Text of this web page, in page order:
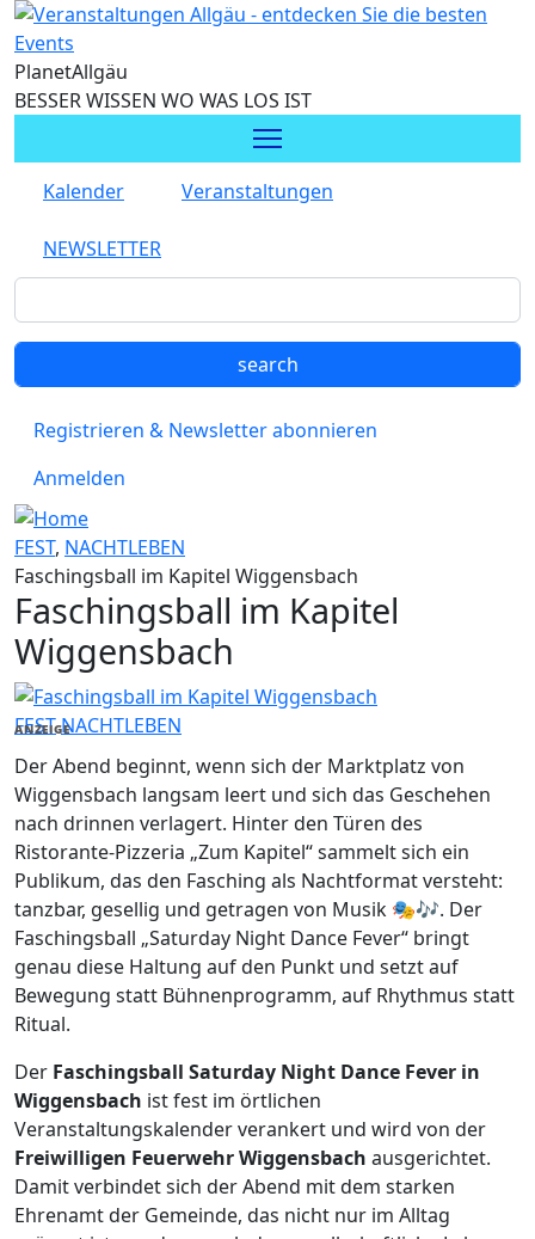
Direkt zum Inhalt
PlanetAllgäu
BESSER WISSEN WO WAS LOS IST
Kalender Veranstaltungen
NEWSLETTER
Registrieren & Newsletter abonnieren
Anmelden
FEST, NACHTLEBEN
Faschingsball im Kapitel Wiggensbach
Faschingsball im Kapitel
Wiggensbach
FESTNACHTLEBEN
ANZEIGE
Der Abend beginnt, wenn sich der Marktplatz von
Wiggensbach langsam leert und sich das Geschehen
nach drinnen verlagert. Hinter den Türen des
Ristorante-Pizzeria „Zum Kapitel“ sammelt sich ein
Publikum, das den Fasching als Nachtformat versteht:
tanzbar, gesellig und getragen von Musik 🎭🎶. Der
Faschingsball „Saturday Night Dance Fever“ bringt
genau diese Haltung auf den Punkt und setzt auf
Bewegung statt Bühnenprogramm, auf Rhythmus statt
Ritual.
Der Faschingsball Saturday Night Dance Fever in
Wiggensbach ist fest im örtlichen
Veranstaltungskalender verankert und wird von der
Freiwilligen Feuerwehr Wiggensbach ausgerichtet.
Damit verbindet sich der Abend mit dem starken
Ehrenamt der Gemeinde, das nicht nur im Alltag